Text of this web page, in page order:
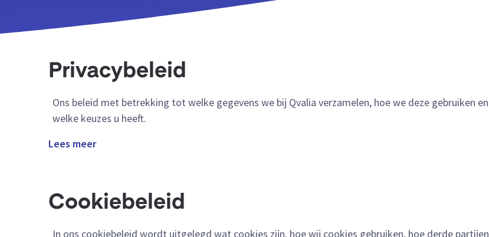
Privacybeleid
Ons beleid met betrekking tot welke gegevens we bij Qvalia verzamelen, hoe we deze gebruiken en
welke keuzes u heeft.
Lees meer
Cookiebeleid
In ons cookiebeleid wordt uitgelegd wat cookies zijn, hoe wij cookies gebruiken, hoe derde partijen